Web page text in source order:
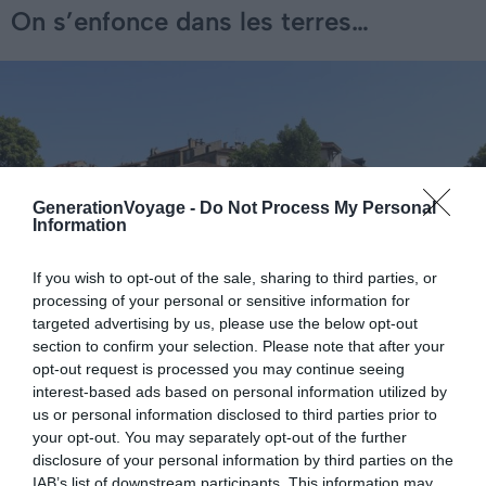
GenerationVoyage - Do Not Process My Personal
Information
If you wish to opt-out of the sale, sharing to third parties, or
processing of your personal or sensitive information for
targeted advertising by us, please use the below opt-out
section to confirm your selection. Please note that after your
opt-out request is processed you may continue seeing
interest-based ads based on personal information utilized by
us or personal information disclosed to third parties prior to
your opt-out. You may separately opt-out of the further
disclosure of your personal information by third parties on the
On s’enfonce dans les terres…
Crédit photo : Shutterstock – Migeli Barrios
🗺️Itinéraire : de Dax à Mont-de-Marsan en